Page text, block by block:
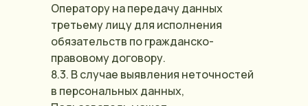
Оператору на передачу данных
третьему лицу для исполнения
обязательств по гражданско-
правовому договору.
8.3. В случае выявления неточностей
в персональных данных,
+7 993 031-07-07
Мы всегда рады
встрече с вами!